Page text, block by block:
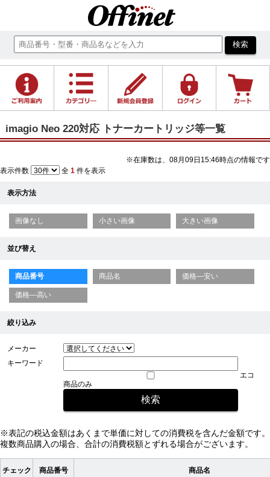
imagio Neo 220対応 トナーカートリッジ等一覧
※在庫数は、08月09日15:46時点の情報です
表示件数 全 1 件を表示
表示方法
画像なし 小さい画像 大きい画像
並び替え
商品番号 商品名 価格—安い
価格—高い
絞り込み
メーカー
キーワード
エコ
商品のみ
※表記の税込金額はあくまで単価に対しての消費税を含んだ金額です。
複数商品購入の場合、合計の消費税額とずれる場合がございます。
チェック 商品番号 商品名